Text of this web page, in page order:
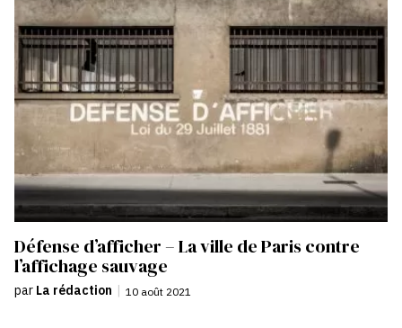
Défense d’afficher – La ville de Paris contre
l’affichage sauvage
par La rédaction 10 août 2021